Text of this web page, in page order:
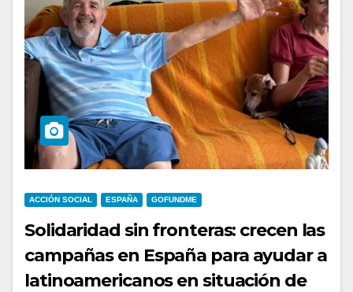
ACCIÓN SOCIAL ESPAÑA GOFUNDME
Solidaridad sin fronteras: crecen las
campañas en España para ayudar a
latinoamericanos en situación de